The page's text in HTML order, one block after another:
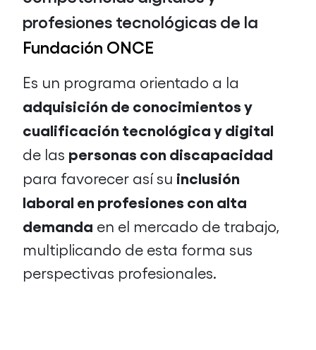
profesiones tecnológicas de la
Fundación ONCE
Es un programa orientado a la
adquisición de conocimientos y
cualificación tecnológica y digital
de las personas con discapacidad
para favorecer así su inclusión
laboral en profesiones con alta
demanda en el mercado de trabajo,
multiplicando de esta forma sus
perspectivas profesionales.